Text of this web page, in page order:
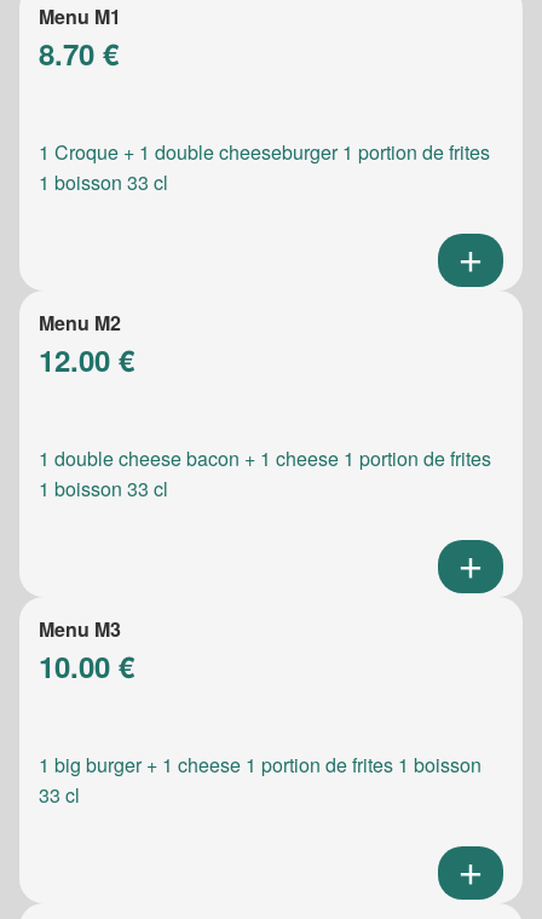
Menu M1
8.70 €
1 Croque + 1 double cheeseburger 1 portion de frites
1 boisson 33 cl
Menu M2
12.00 €
1 double cheese bacon + 1 cheese 1 portion de frites
1 boisson 33 cl
Menu M3
10.00 €
1 big burger + 1 cheese 1 portion de frites 1 boisson
33 cl